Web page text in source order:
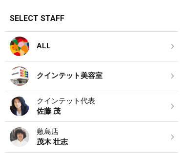
SELECT STAFF
ALL
クインテット美容室
クインテット代表
佐藤 茂
敷島店
茂木 壮志